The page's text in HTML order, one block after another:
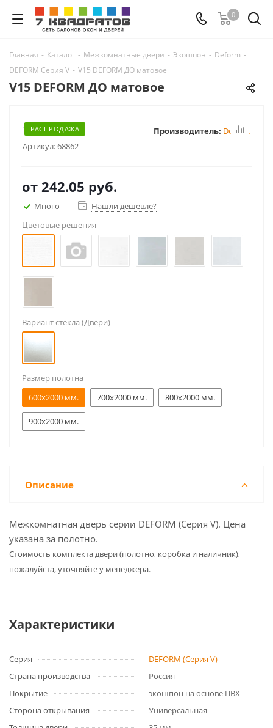
0
Главная - Каталог - Межкомнатные двери - Экошпон - Deform -
DEFORM Серия V - V15 DEFORM ДО матовое
V15 DEFORM ДО матовое
РАСПРОДАЖА
Артикул:68862
Производитель: Deform
от 242.05 руб.
Много
Нашли дешевле?
Цветовые решения
Вариант стекла (Двери)
Размер полотна
600x2000 мм.
700x2000 мм. 800x2000 мм.
900x2000 мм.
Описание
Межкомнатная дверь серии DEFORM (Серия V). Цена
указана за полотно.
Cтоимость комплекта двери (полотно, коробка и наличник),
пожалуйста, уточняйте у менеджера.
Характеристики
Серия
DEFORM (Серия V)
Страна производства
Россия
Покрытие
экошпон на основе ПВХ
Сторона открывания
Универсальная